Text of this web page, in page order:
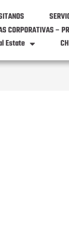
CORPORATIVAS –
Estate